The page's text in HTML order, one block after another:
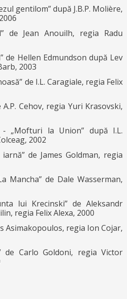
gentilom” după J.B.P. Molière,
de Jean Anouilh, regia Radu
de Hellen Edmundson după Lev
2003
de I.L. Caragiale, regia Felix
Cehov, regia Yuri Krasovski,
„Mofturi la Union” după I.L.
2002
de James Goldman, regia
Mancha” de Dale Wasserman,
lui Krecinski” de Aleksandr
regia Felix Alexa, 2000
Asimakopoulos, regia Ion Cojar,
de Carlo Goldoni, regia Victor